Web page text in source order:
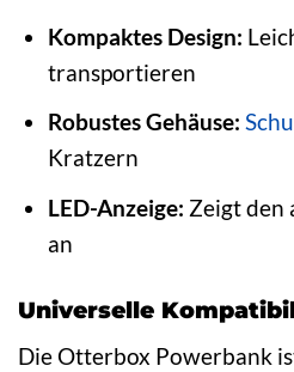
Kompaktes Design:
transportieren
Robustes Gehäuse:
Kratzern
LED-Anzeige: Zeigt den
an
Universelle
Die Otterbox Powerbank